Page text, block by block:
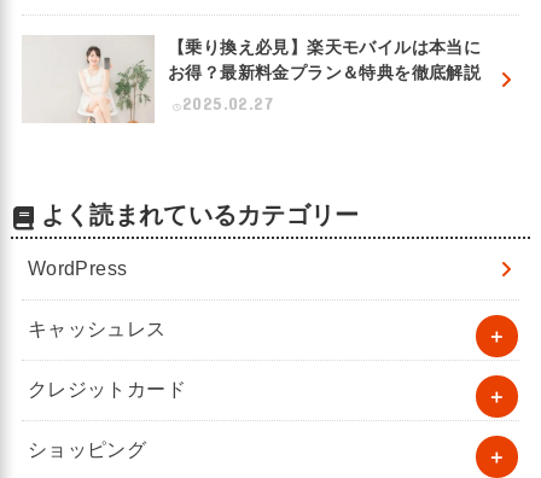
【乗り換え必見】楽天モバイルは本当に
お得？最新料金プラン＆特典を徹底解説
2025.02.27
よく読まれているカテゴリー
WordPress
キャッシュレス
クレジットカード
ショッピング